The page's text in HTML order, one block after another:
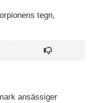
tegn‎,
ansässiger